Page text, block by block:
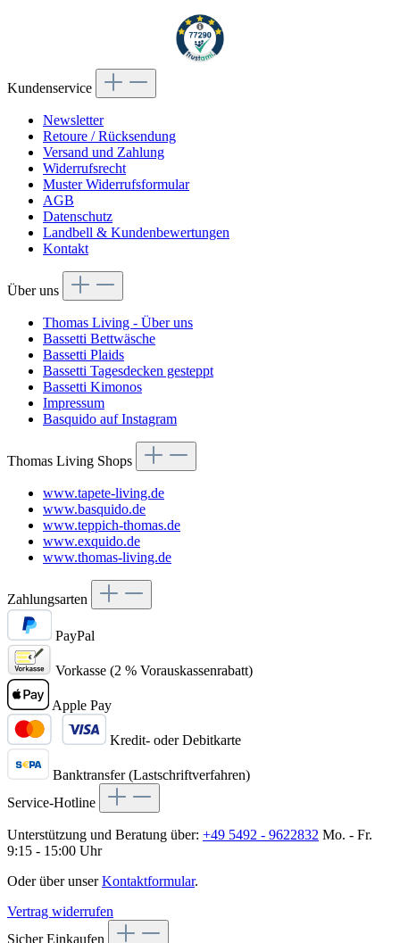
Kundenservice
Newsletter
Retoure / Rücksendung
Versand und Zahlung
Widerrufsrecht
Muster Widerrufsformular
AGB
Datenschutz
Landbell & Kundenbewertungen
Kontakt
Über uns
Thomas Living - Über uns
Bassetti Bettwäsche
Bassetti Plaids
Bassetti Tagesdecken gesteppt
Bassetti Kimonos
Impressum
Basquido auf Instagram
Thomas Living Shops
www.tapete-living.de
www.basquido.de
www.teppich-thomas.de
www.exquido.de
www.thomas-living.de
Zahlungsarten
PayPal
Vorkasse (2 % Vorauskassenrabatt)
Apple Pay
Kredit- oder Debitkarte
Banktransfer (Lastschriftverfahren)
Service-Hotline
Unterstützung und Beratung über: +49 5492 - 9622832 Mo. - Fr.
9:15 - 15:00 Uhr
Oder über unserKontaktformular.
Vertrag widerrufen
Sicher Einkaufen